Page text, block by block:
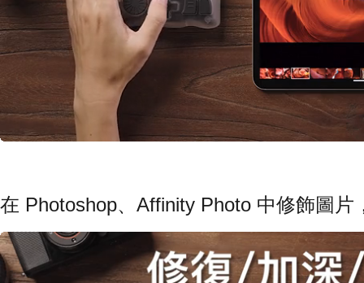
在 Photoshop、Affinity Photo 中修飾圖